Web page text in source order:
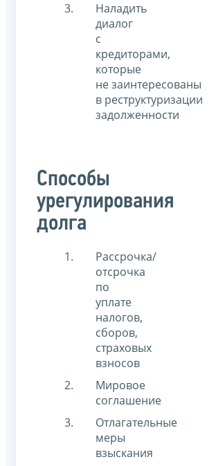
Наладить
диалог
с
кредиторами,
которые
не заинтересованы
в реструктуризации
задолженности
Способы
урегулирования
долга
Рассрочка/
отсрочка
по
уплате
налогов,
сборов,
страховых
взносов
Мировое
соглашение
Отлагательные
меры
взыскания